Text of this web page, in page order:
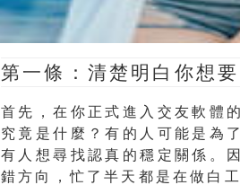
第一條：清楚明白你想
首先，在你正式進入交友軟體
究竟是什麼？有的人可能是 為
有人想尋找認真的穩定關係 。
錯方向，忙了半天都是在做白工